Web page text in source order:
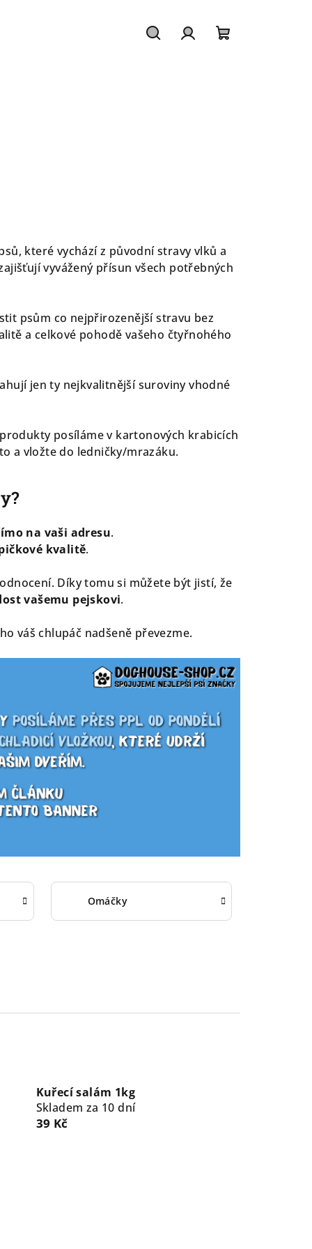
které vychází z původní stravy vlků a
vyvážený přísun všech potřebných
psům co nejpřirozenější stravu bez
a celkové pohodě vašeho čtyřnohého
jen ty nejkvalitnější suroviny vhodné
posíláme v kartonových krabicích
a vložte do ledničky/mrazáku.
na vaši adresu.
kvalitě.
Díky tomu si můžete být jistí, že
vašemu pejskovi.
váš chlupáč nadšeně převezme.
Omáčky
Kuřecí salám 1kg
Skladem za 10 dní
39 Kč